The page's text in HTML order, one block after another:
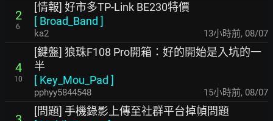
2
6
[情報] 好市多TP-Link BE230特價
[ Broad_Band ]
ka2 13小時前, 08/07
4
10
[鍵盤] 狼珠F108 Pro開箱：好的開始是入坑的一
半
[ Key_Mou_Pad ]
pphyy5844548 15小時前, 08/07
[問題] 手機錄影上傳至社群平台掉幀問題